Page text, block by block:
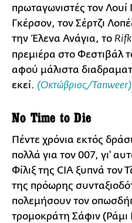
πρωταγωνιστές τον Λουί
Γκέρσον, τον Σέρτζι
την Έλενα Ανάγια, το
πρεμιέρα στο Φεστιβάλ
αφού μάλιστα
εκεί. (Οκτώβριος/Tanweer)
No Time to Die
Πέντε χρόνια εκτός
πολλά για τον 007, γι'
Φίλιξ της CIA ξυπνά τον
της πρόωρης
πολεμήσουν τον
τρομοκράτη Σάφιν